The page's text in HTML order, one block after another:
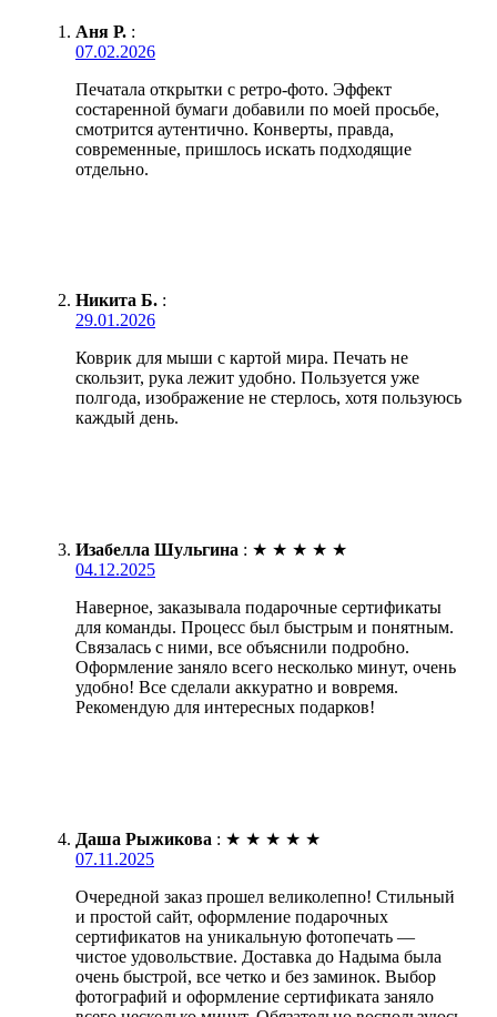
Аня Р. :
07.02.2026
Печатала открытки с ретро-фото. Эффект
состаренной бумаги добавили по моей просьбе,
смотрится аутентично. Конверты, правда,
современные, пришлось искать подходящие
отдельно.
Никита Б. :
29.01.2026
Коврик для мыши с картой мира. Печать не
скользит, рука лежит удобно. Пользуется уже
полгода, изображение не стерлось, хотя пользуюсь
каждый день.
Изабелла Шульгина : ★ ★ ★ ★ ★
04.12.2025
Наверное, заказывала подарочные сертификаты
для команды. Процесс был быстрым и понятным.
Связалась с ними, все объяснили подробно.
Оформление заняло всего несколько минут, очень
удобно! Все сделали аккуратно и вовремя.
Рекомендую для интересных подарков!
Даша Рыжикова : ★ ★ ★ ★ ★
07.11.2025
Очередной заказ прошел великолепно! Стильный
и простой сайт, оформление подарочных
сертификатов на уникальную фотопечать —
чистое удовольствие. Доставка до Надыма была
очень быстрой, все четко и без заминок. Выбор
фотографий и оформление сертификата заняло